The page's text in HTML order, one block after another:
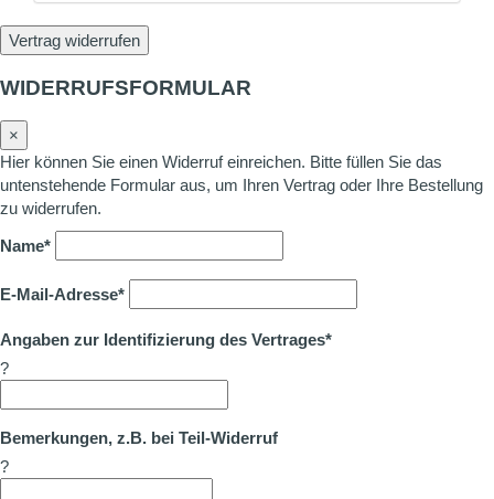
Vertrag widerrufen
WIDERRUFSFORMULAR
×
Hier können Sie einen Widerruf einreichen. Bitte füllen Sie das
untenstehende Formular aus, um Ihren Vertrag oder Ihre Bestellung
zu widerrufen.
Name*
E-Mail-Adresse*
Angaben zur Identifizierung des Vertrages*
?
Bemerkungen, z.B. bei Teil-Widerruf
?